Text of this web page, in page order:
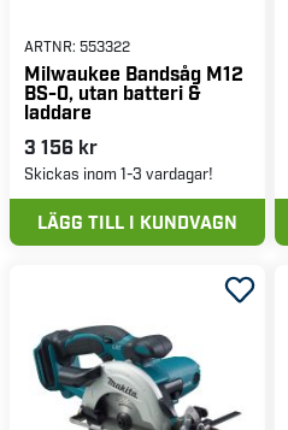
ARTNR: 553322
Milwaukee Bandsåg M12
BS-0, utan batteri &
laddare
3 156 kr
Skickas inom 1-3 vardagar!
LÄGG TILL I KUNDVAGN